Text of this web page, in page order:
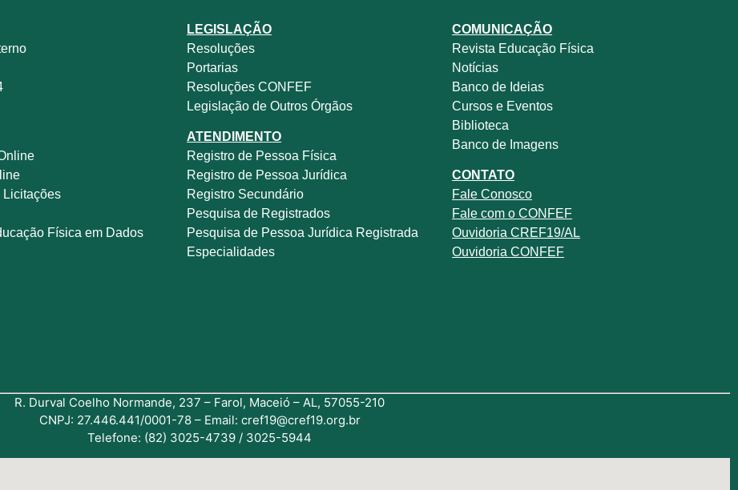
Licitações
Física em Dados
LEGISLAÇÃO
Resoluções
Portarias
Resoluções CONFEF
Legislação de Outros Órgãos
ATENDIMENTO
Registro de Pessoa Física
Registro de Pessoa Jurídica
Registro Secundário
Pesquisa de Registrados
Pesquisa de Pessoa Jurídica Registrada
Especialidades
COMUNICAÇÃO
Revista Educação Física
Notícias
Banco de Ideias
Cursos e Eventos
Biblioteca
Banco de Imagens
CONTATO
Fale Conosco
Fale com o CONFEF
Ouvidoria CREF19/AL
Ouvidoria CONFEF
R. Durval Coelho Normande, 237 – Farol, Maceió – AL, 57055-210
CNPJ: 27.446.441/0001-78 – Email: cref19@cref19.org.br
Telefone: (82) 3025-4739 / 3025-5944